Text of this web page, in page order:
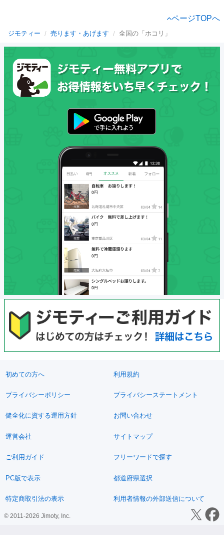
ページTOPへ
ジモティー 売ります・あげます 全国の「ホコリ」
初めての方へ 利用規約
プライバシーポリシー プライバシーステートメント
健全化に資する運用方針 お問い合わせ
運営会社 サイトマップ
ご利用ガイド フリーワードで探す
PC版で表示 都道府県選択
特定商取引法の表示 利用者情報の外部送信について
© 2011-2026 Jimoty, Inc.